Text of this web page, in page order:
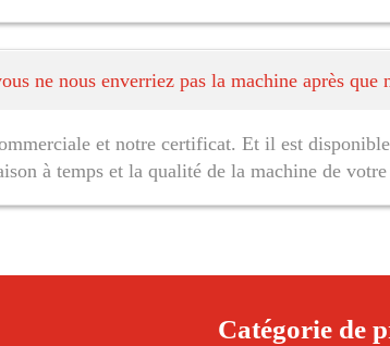
ne nous enverriez pas la machine après que
et notre certificat. Et il est
à temps et la qualité de la machine de votre
Catégorie de